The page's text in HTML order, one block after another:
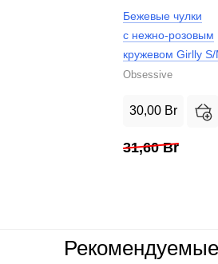
Бежевые чулки
с нежно-розовым
кружевом Girlly S/
Obsessive
30,00 Br
31,60Br